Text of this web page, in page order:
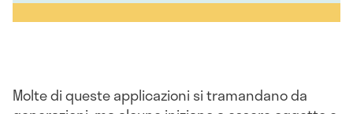
Molte di queste applicazioni si tramandano da